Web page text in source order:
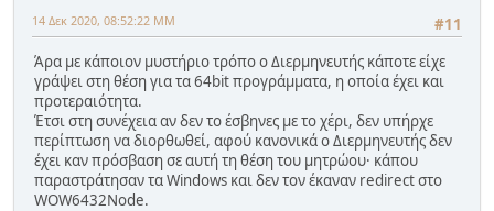
#11
14 Δεκ 2020, 08:52:22 ΜΜ
Άρα με κάποιον μυστήριο τρόπο ο Διερμηνευτής κάποτε είχε
γράψει στη θέση για τα 64bit προγράμματα, η οποία έχει και
προτεραιότητα.
Έτσι στη συνέχεια αν δεν το έσβηνες με το χέρι, δεν υπήρχε
περίπτωση να διορθωθεί, αφού κανονικά ο Διερμηνευτής δεν
έχει καν πρόσβαση σε αυτή τη θέση του μητρώου· κάπου
παραστράτησαν τα Windows και δεν τον έκαναν redirect στο
WOW6432Node.